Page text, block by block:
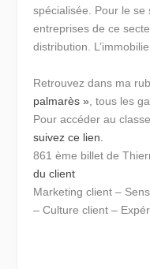
spécialisée. Pour le
entreprises de ce
distribution.
Retrouvez dans ma
palmarès » , tous les
Pour accéder au
suivez ce lien.
861 ème billet de
du client
Marketing client –
– Culture client –